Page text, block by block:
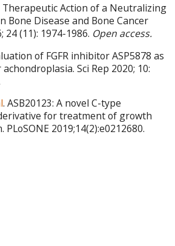
Therapeutic Action of a Neutralizing
Bone Disease and Bone Cancer
(11): 1974-1986. Open access.
of FGFR inhibitor ASP5878 as
Sci Rep 2020; 10:
. ASB20123: A novel C-type
for treatment of growth
2019;14(2):e0212680.